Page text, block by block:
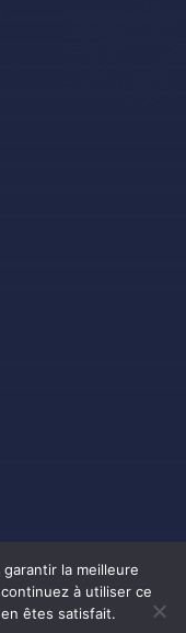
la meilleure
à utiliser ce
êtes satisfait.